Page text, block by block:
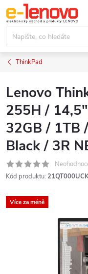
Přejít
na
obsah
ThinkPad
Lenovo
255H /
32GB / 1TB
Black / 3R
Kód produktu:
Více za méně